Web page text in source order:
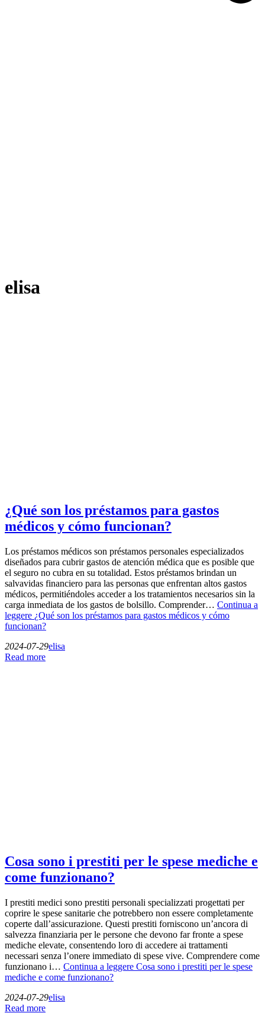
elisa
¿Qué son los préstamos para gastos
médicos y cómo funcionan?
Los préstamos médicos son préstamos personales especializados
diseñados para cubrir gastos de atención médica que es posible que
el seguro no cubra en su totalidad. Estos préstamos brindan un
salvavidas financiero para las personas que enfrentan altos gastos
médicos, permitiéndoles acceder a los tratamientos necesarios sin la
carga inmediata de los gastos de bolsillo. Comprender… Continua a
leggere ¿Qué son los préstamos para gastos médicos y cómo
funcionan?
2024-07-29elisa
Read more
Cosa sono i prestiti per le spese mediche e
come funzionano?
I prestiti medici sono prestiti personali specializzati progettati per
coprire le spese sanitarie che potrebbero non essere completamente
coperte dall’assicurazione. Questi prestiti forniscono un’ancora di
salvezza finanziaria per le persone che devono far fronte a spese
mediche elevate, consentendo loro di accedere ai trattamenti
necessari senza l’onere immediato di spese vive. Comprendere come
funzionano i… Continua a leggere Cosa sono i prestiti per le spese
mediche e come funzionano?
2024-07-29elisa
Read more